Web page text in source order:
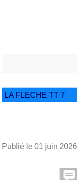
LA FLECHE TT 7
Publié le 01 juin 2026